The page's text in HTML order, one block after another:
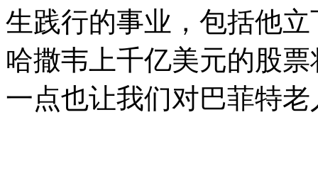
生践行的事业，包括他
哈撒韦上千亿美元的股
一点也让我们对巴菲特